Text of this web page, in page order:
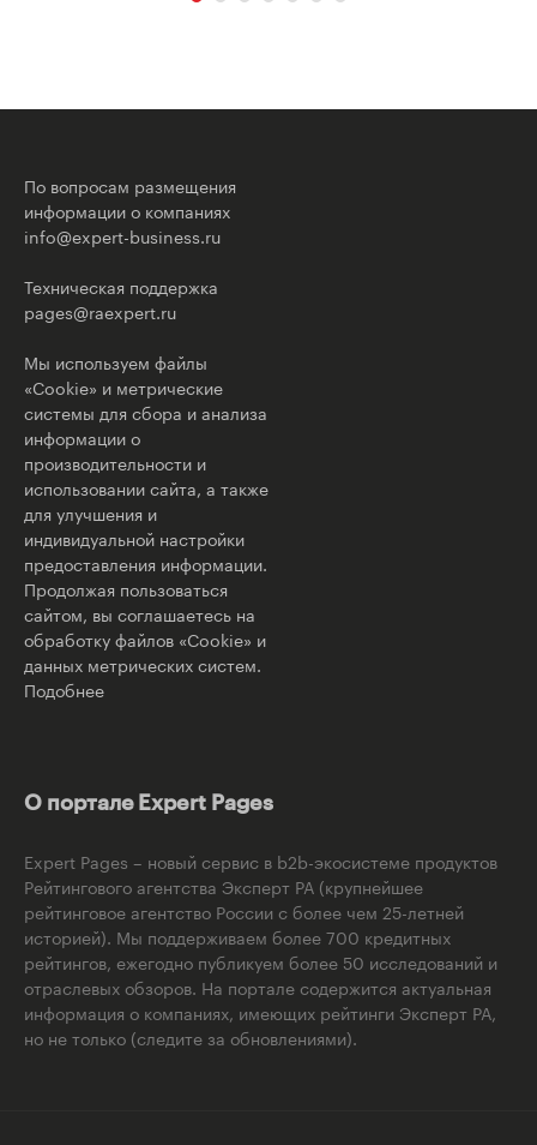
По вопросам размещения
информации о компаниях
info@expert-business.ru
Техническая поддержка
pages@raexpert.ru
Мы используем файлы
«Cookie» и метрические
системы для сбора и анализа
информации о
производительности и
использовании сайта, а также
для улучшения и
индивидуальной настройки
предоставления информации.
Продолжая пользоваться
сайтом, вы соглашаетесь на
обработку файлов «Cookie» и
данных метрических систем.
Подобнее
О портале Expert Pages
Expert Pages – новый сервис в b2b-экосистеме продуктов
Рейтингового агентства Эксперт РА (крупнейшее
рейтинговое агентство России с более чем 25-летней
историей). Мы поддерживаем более 700 кредитных
рейтингов, ежегодно публикуем более 50 исследований и
отраслевых обзоров. На портале содержится актуальная
информация о компаниях, имеющих рейтинги Эксперт РА,
но не только (следите за обновлениями).